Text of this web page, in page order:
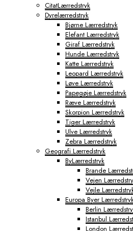
CitatLærredstryk
Dyrelærredstryk
Bjørne Lærredstryk
Elefant Lærredstryk
Giraf Lærredstryk
Hunde Lærredstryk
Katte Lærredstryk
Leopard Lærredstryk
Løve Lærredstryk
Papegøje Lærredstryk
Ræve Lærredstryk
Skorpion Lærredstryk
Tiger Lærredstryk
Ulve Lærredstryk
Zebra Lærredstryk
Geografi Lærredstryk
ByLærredstryk
Brande
Vejen
Vejle
Europa Byer
Berlin
Istanbul
London